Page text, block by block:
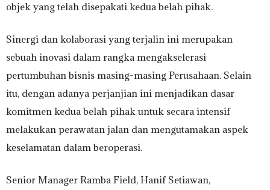
objek yang telah disepakati kedua belah pihak.
Sinergi dan kolaborasi yang terjalin ini merupakan
sebuah inovasi dalam rangka mengakselerasi
pertumbuhan bisnis masing-masing Perusahaan. Selain
itu, dengan adanya perjanjian ini menjadikan dasar
komitmen kedua belah pihak untuk secara intensif
melakukan perawatan jalan dan mengutamakan aspek
keselamatan dalam beroperasi.
Senior Manager Ramba Field, Hanif Setiawan,